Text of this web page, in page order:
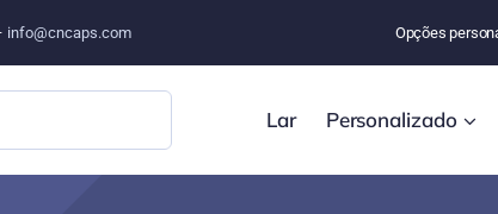
info@cncaps.com Opções
Lar Personalizado